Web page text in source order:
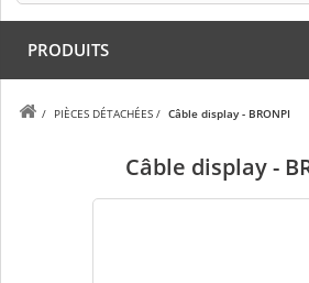
PRODUITS
/ PIÈCES DÉTACHÉES / Câble display - BRONPI
Câble display -